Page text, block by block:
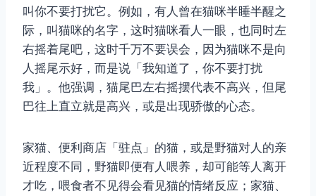
叫你不要打扰它。例如，有人曾在猫咪半睡半醒之
际，叫猫咪的名字，这时猫咪看人一眼，也同时左
右摇着尾吧，这时千万不要误会，因为猫咪不是向
人摇尾示好，而是说「我知道了，你不要打扰
我」。他强调，猫尾巴左右摇摆代表不高兴，但尾
巴往上直立就是高兴，或是出现骄傲的心态。
家猫、便利商店「驻点」的猫，或是野猫对人的亲
近程度不同，野猫即便有人喂养，却可能等人离开
才吃，喂食者不见得会看见猫的情绪反应；家猫、